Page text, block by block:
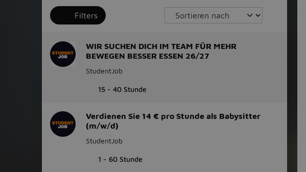
Filters
WIR SUCHEN DICH IM TEAM FÜR MEHR
BEWEGEN BESSER ESSEN 26/27
StudentJob
15 - 40 Stunde
Verdienen Sie 14 € pro Stunde als Babysitter
(m/w/d)
StudentJob
1 - 60 Stunde